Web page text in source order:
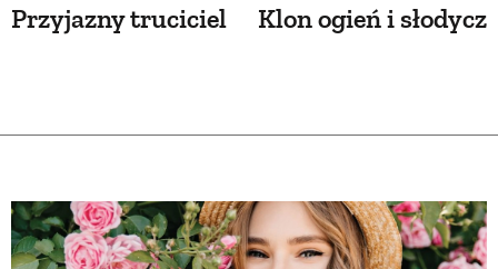
Przyjazny truciciel Klon ogień i słodycz